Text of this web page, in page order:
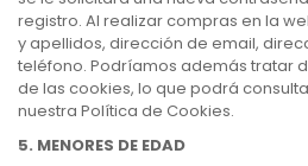
registro. Al realizar compras en la
y apellidos, dirección de email,
teléfono. Podríamos además tratar
de las cookies, lo que podrá
nuestra Política de Cookies.
5. MENORES DE EDAD